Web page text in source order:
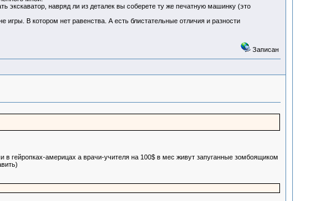
экскаватор, навряд ли из деталек вы соберете ту же печатную машинку (это
В котором нет равенства. А есть блистательные отличия и разности
Записан
гейропках-америцах а врачи-учителя на 100$ в мес живут запуганные зомбоящиком